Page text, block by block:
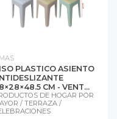
PLASTICO ASIENTO
CM - VENT...
DE HOGAR POR
/ TERRAZA /